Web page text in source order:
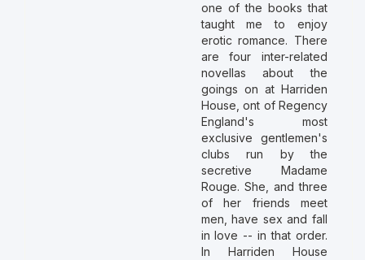
one of the books that
taught me to enjoy
erotic romance. There
are four inter-related
novellas about the
goings on at Harriden
House, ont of Regency
England's most
exclusive gentlemen's
clubs run by the
secretive Madame
Rouge. She, and three
of her friends meet
men, have sex and fall
in love -- in that order.
In Harriden House